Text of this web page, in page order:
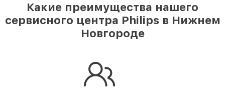
Какие преимущества нашего
сервисного центра Philips в Нижнем
Новгороде